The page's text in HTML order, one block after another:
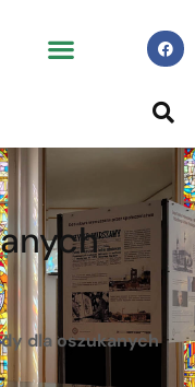
dla oszukanych